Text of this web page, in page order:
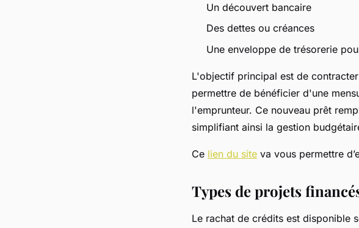
Un découvert bancaire
Des dettes ou créances
Une enveloppe de trésorerie
L'objectif principal est de
permettre de bénéficier d'une
l'emprunteur. Ce nouveau prêt
simplifiant ainsi la gestion
Ce lien du site va vous permettre
Types de projets
Le rachat de crédits est disponible